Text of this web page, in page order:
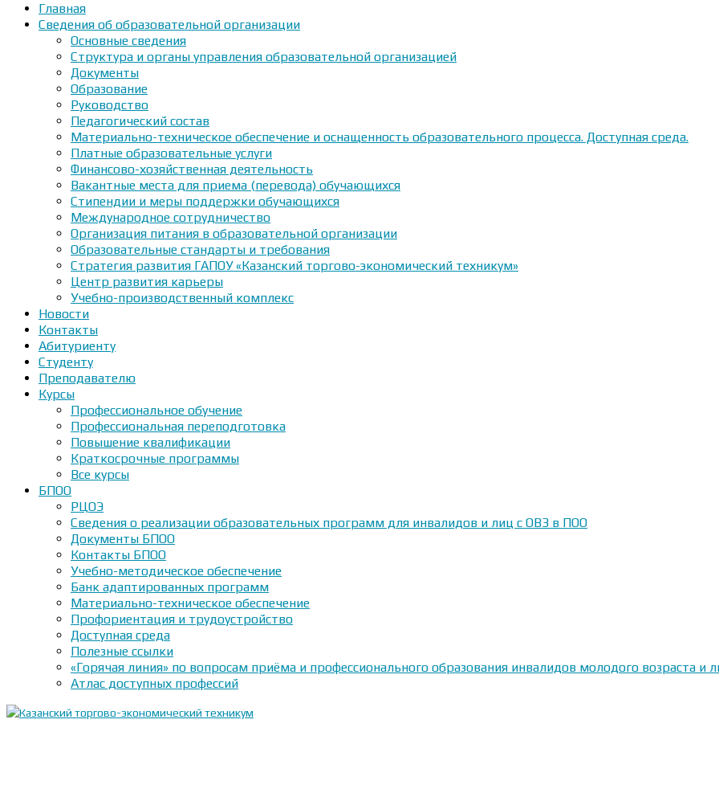
Главная
Сведения об образовательной организации
Основные сведения
Структура и органы управления образовательной организацией
Документы
Образование
Руководство
Педагогический состав
Материально-техническое обеспечение и оснащенность образовательного процесса. Доступная среда.
Платные образовательные услуги
Финансово-хозяйственная деятельность
Вакантные места для приема (перевода) обучающихся
Стипендии и меры поддержки обучающихся
Международное сотрудничество
Организация питания в образовательной организации
Образовательные стандарты и требования
Стратегия развития ГАПОУ «Казанский торгово-экономический техникум»
Центр развития карьеры
Учебно-производственный комплекс
Новости
Контакты
Абитуриенту
Студенту
Преподавателю
Курсы
Профессиональное обучение
Профессиональная переподготовка
Повышение квалификации
Краткосрочные программы
Все курсы
БПОО
РЦОЭ
Сведения о реализации образовательных программ для инвалидов и лиц с ОВЗ в ПОО
Документы БПОО
Контакты БПОО
Учебно-методическое обеспечение
Банк адаптированных программ
Материально-техническое обеспечение
Профориентация и трудоустройство
Доступная среда
Полезные ссылки
«Горячая линия» по вопросам приёма и профессионального образования инвалидов молодого возраста
Атлас доступных профессий